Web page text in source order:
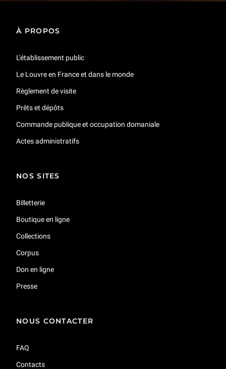
À PROPOS
L'établissement public
Le Louvre en France et dans le monde
Règlement de visite
Prêts et dépôts
Commande publique et occupation domaniale
Actes administratifs
NOS SITES
Billetterie
Boutique en ligne
Collections
Corpus
Don en ligne
Presse
NOUS CONTACTER
FAQ
Contacts